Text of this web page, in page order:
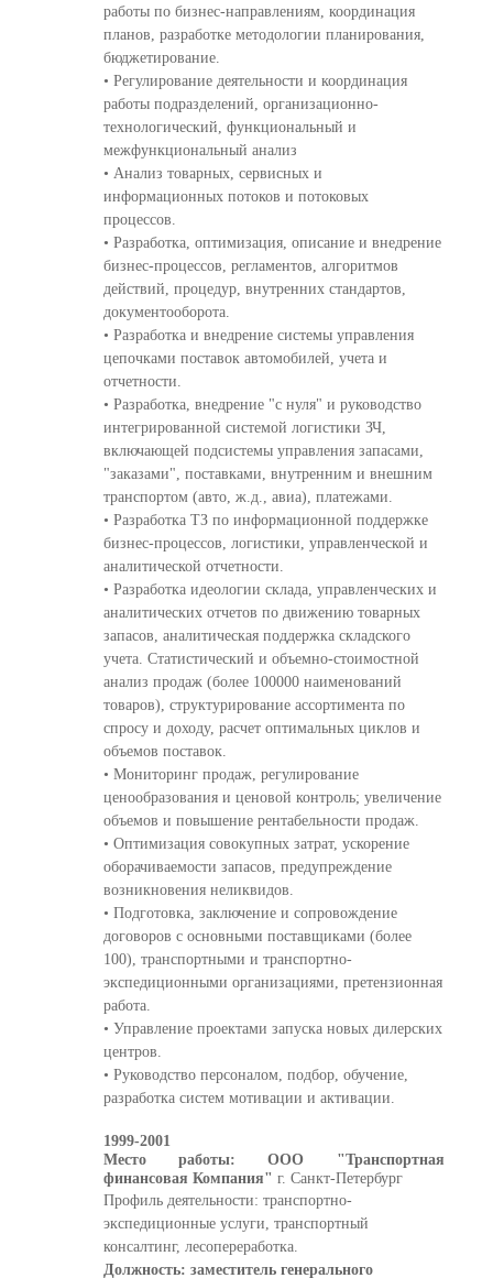
работы по бизнес-направлениям, координация
планов, разработке методологии планирования,
бюджетирование.
• Регулирование деятельности и координация
работы подразделений, организационно-
технологический, функциональный и
межфункциональный анализ
• Анализ товарных, сервисных и
информационных потоков и потоковых
процессов.
• Разработка, оптимизация, описание и внедрение
бизнес-процессов, регламентов, алгоритмов
действий, процедур, внутренних стандартов,
документооборота.
• Разработка и внедрение системы управления
цепочками поставок автомобилей, учета и
отчетности.
• Разработка, внедрение "с нуля" и руководство
интегрированной системой логистики ЗЧ,
включающей подсистемы управления запасами,
"заказами", поставками, внутренним и внешним
транспортом (авто, ж.д., авиа), платежами.
• Разработка ТЗ по информационной поддержке
бизнес-процессов, логистики, управленческой и
аналитической отчетности.
• Разработка идеологии склада, управленческих и
аналитических отчетов по движению товарных
запасов, аналитическая поддержка складского
учета. Статистический и объемно-стоимостной
анализ продаж (более 100000 наименований
товаров), структурирование ассортимента по
спросу и доходу, расчет оптимальных циклов и
объемов поставок.
• Мониторинг продаж, регулирование
ценообразования и ценовой контроль; увеличение
объемов и повышение рентабельности продаж.
• Оптимизация совокупных затрат, ускорение
оборачиваемости запасов, предупреждение
возникновения неликвидов.
• Подготовка, заключение и сопровождение
договоров с основными поставщиками (более
100), транспортными и транспортно-
экспедиционными организациями, претензионная
работа.
• Управление проектами запуска новых дилерских
центров.
• Руководство персоналом, подбор, обучение,
разработка систем мотивации и активации.
1999-2001
Место работы: ООО "Транспортная
финансовая Компания" г. Санкт-Петербург
Профиль деятельности: транспортно-
экспедиционные услуги, транспортный
консалтинг, лесопереработка.
Должность: заместитель генерального